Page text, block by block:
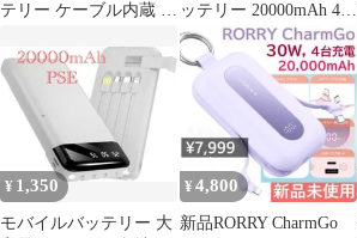
テリー ケーブル内蔵 5
ル LEDライト付き 残量
表示 PSE認証済み 旅行
防災用
ッテリー 20000mAh 4本
ケーブル PSE認証
済
¥ 1,350
モバイルバッテリー 大
¥ 4,800
新品RORRY CharmGo